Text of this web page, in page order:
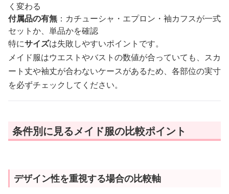
く変わる
付属品の有無 ：カチューシャ・エプロン・袖カフスが一式
セットか、単品かを確認
特にサイズは失敗しやすいポイントです。
メイド服はウエストやバストの数値が合っていても、スカ
ート丈や袖丈が合わないケースがあるため、各部位の実寸
を必ずチェックしてください。
条件別に見るメイド服の比較ポイント
デザイン性を重視する場合の比較軸